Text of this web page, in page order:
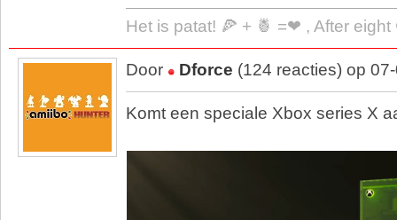
Het is patat! 🍕 + 🍍 =❤ , After
Door Dforce (124 reacties) op
Komt een speciale Xbox series X